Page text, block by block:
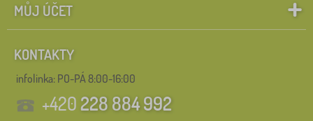
MŮJ ÚČET
KONTAKTY
infolinka: PO-PÁ 8:00-16:00
+420228 884 992